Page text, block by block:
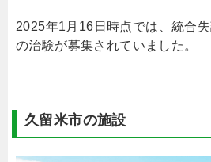
2025年1月16日時点では、統合
の治験が募集されていました。
久留米市の施設